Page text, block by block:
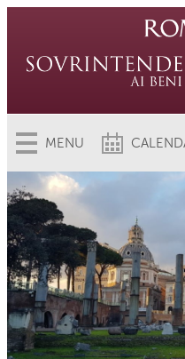
MENU